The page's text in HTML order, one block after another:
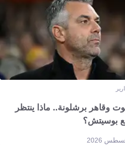
وقاهر برشلونة.. ماذا ينتظر
بوسيتش؟